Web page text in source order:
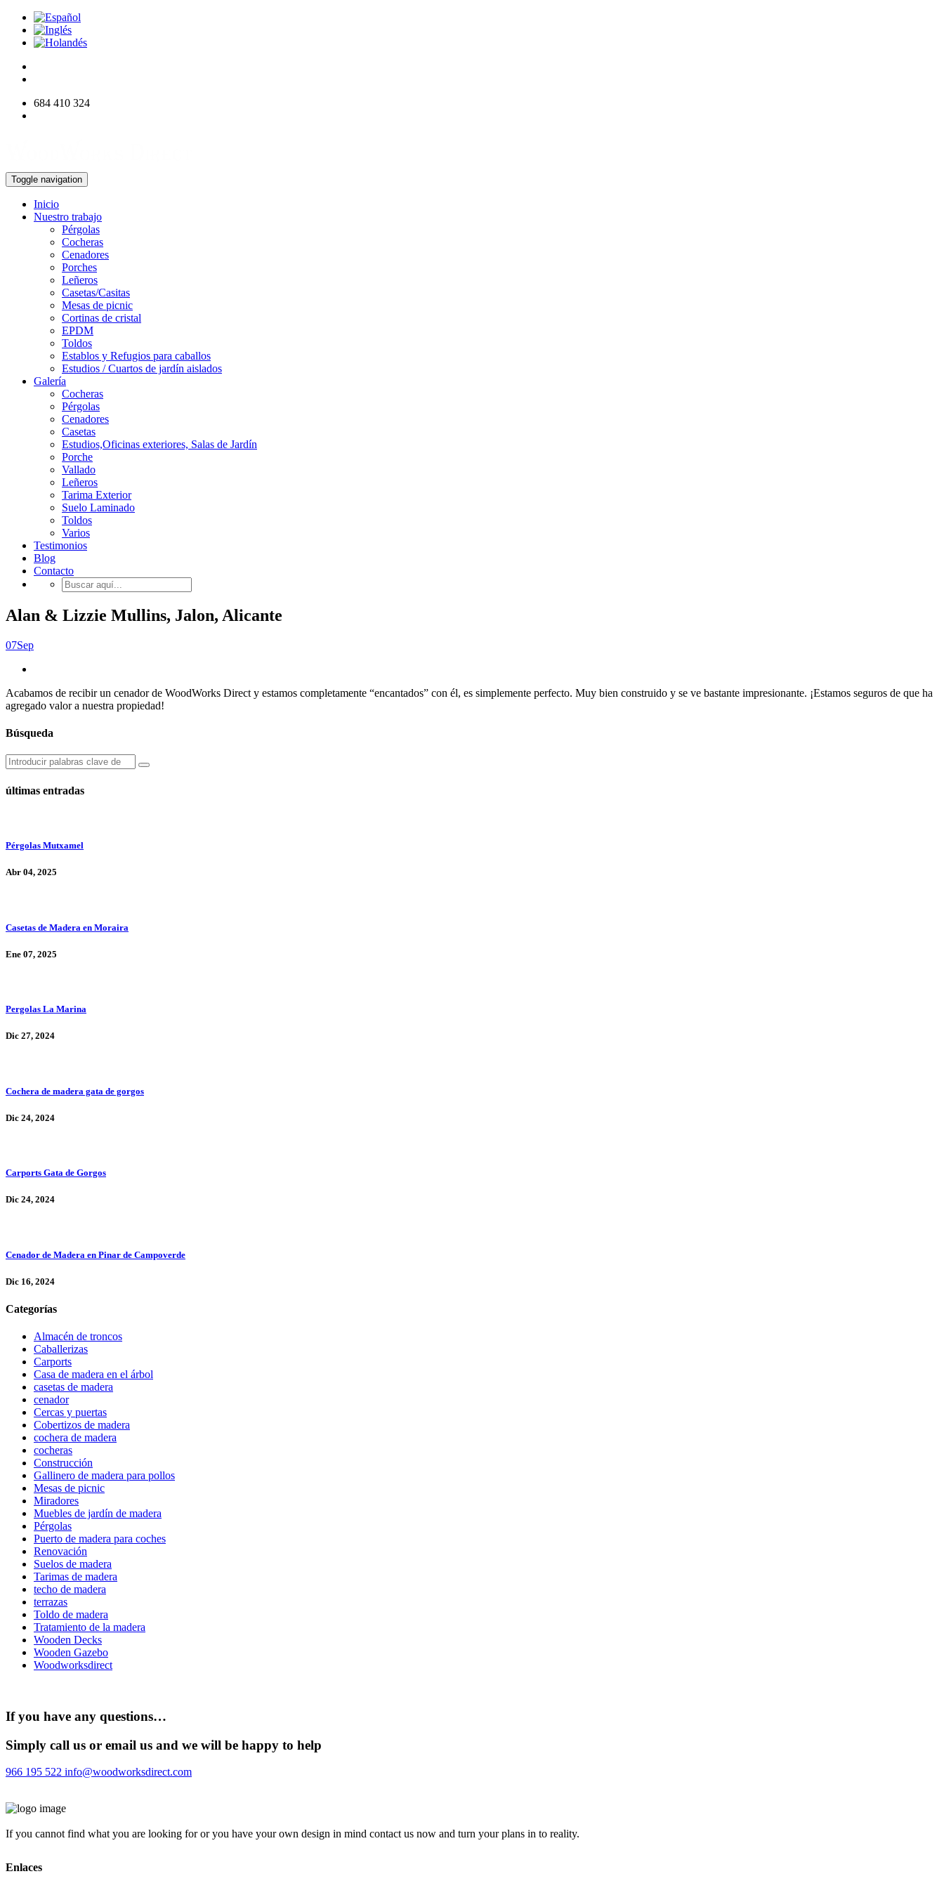
684 410 324
Toggle navigation
Inicio
Nuestro trabajo
Pérgolas
Cocheras
Cenadores
Porches
Leñeros
Casetas/Casitas
Mesas de picnic
Cortinas de cristal
EPDM
Toldos
Establos y Refugios para caballos
Estudios / Cuartos de jardín aislados
Galería
Cocheras
Pérgolas
Cenadores
Casetas
Estudios,Oficinas exteriores, Salas de Jardín
Porche
Vallado
Leñeros
Tarima Exterior
Suelo Laminado
Toldos
Varios
Testimonios
Blog
Contacto
Alan & Lizzie Mullins, Jalon, Alicante
07Sep
Acabamos de recibir un cenador de WoodWorks Direct y estamos completamente “encantados” con él, es simplemente perfecto. Muy bien construido y se ve bastante impresionante. ¡Estamos seguros de que ha
agregado valor a nuestra propiedad!
Búsqueda
últimas entradas
Pérgolas Mutxamel
Abr 04, 2025
Casetas de Madera en Moraira
Ene 07, 2025
Pergolas La Marina
Dic 27, 2024
Cochera de madera gata de gorgos
Dic 24, 2024
Carports Gata de Gorgos
Dic 24, 2024
Cenador de Madera en Pinar de Campoverde
Dic 16, 2024
Categorías
Almacén de troncos
Caballerizas
Carports
Casa de madera en el árbol
casetas de madera
cenador
Cercas y puertas
Cobertizos de madera
cochera de madera
cocheras
Construcción
Gallinero de madera para pollos
Mesas de picnic
Miradores
Muebles de jardín de madera
Pérgolas
Puerto de madera para coches
Renovación
Suelos de madera
Tarimas de madera
techo de madera
terrazas
Toldo de madera
Tratamiento de la madera
Wooden Decks
Wooden Gazebo
Woodworksdirect
If you have any questions…
Simply call us or email us and we will be happy to help
966 195 522 info@woodworksdirect.com
If you cannot find what you are looking for or you have your own design in mind contact us now and turn your plans in to reality.
Enlaces